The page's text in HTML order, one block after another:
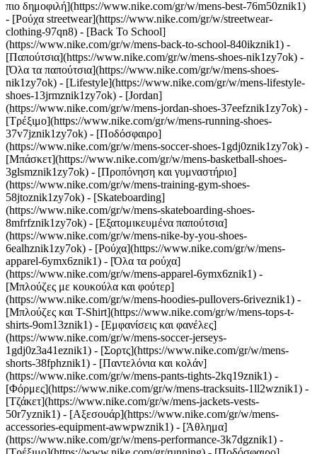
πιο δημοφιλή](https://www.nike.com/gr/w/mens-best-76m50znik1)
- [Ρούχα streetwear](https://www.nike.com/gr/w/streetwear-
clothing-97qn8) - [Back To School]
(https://www.nike.com/gr/w/mens-back-to-school-840ikznik1) -
[Παπούτσια](https://www.nike.com/gr/w/mens-shoes-nik1zy7ok) -
[Όλα τα παπούτσια](https://www.nike.com/gr/w/mens-shoes-
nik1zy7ok) - [Lifestyle](https://www.nike.com/gr/w/mens-lifestyle-
shoes-13jrmznik1zy7ok) - [Jordan]
(https://www.nike.com/gr/w/mens-jordan-shoes-37eefznik1zy7ok) -
[Τρέξιμο](https://www.nike.com/gr/w/mens-running-shoes-
37v7jznik1zy7ok) - [Ποδόσφαιρο]
(https://www.nike.com/gr/w/mens-soccer-shoes-1gdj0znik1zy7ok) -
[Μπάσκετ](https://www.nike.com/gr/w/mens-basketball-shoes-
3glsmznik1zy7ok) - [Προπόνηση και γυμναστήριο]
(https://www.nike.com/gr/w/mens-training-gym-shoes-
58jtoznik1zy7ok) - [Skateboarding]
(https://www.nike.com/gr/w/mens-skateboarding-shoes-
8mfrfznik1zy7ok) - [Εξατομικευμένα παπούτσια]
(https://www.nike.com/gr/w/mens-nike-by-you-shoes-
6ealhznik1zy7ok) - [Ρούχα](https://www.nike.com/gr/w/mens-
apparel-6ymx6znik1) - [Όλα τα ρούχα]
(https://www.nike.com/gr/w/mens-apparel-6ymx6znik1) -
[Μπλούζες με κουκούλα και φούτερ]
(https://www.nike.com/gr/w/mens-hoodies-pullovers-6riveznik1) -
[Μπλούζες και T-Shirt](https://www.nike.com/gr/w/mens-tops-t-
shirts-9om13znik1) - [Εμφανίσεις και φανέλες]
(https://www.nike.com/gr/w/mens-soccer-jerseys-
1gdj0z3a41eznik1) - [Σορτς](https://www.nike.com/gr/w/mens-
shorts-38fphznik1) - [Παντελόνια και κολάν]
(https://www.nike.com/gr/w/mens-pants-tights-2kq19znik1) -
[Φόρμες](https://www.nike.com/gr/w/mens-tracksuits-1ll2wznik1) -
[Τζάκετ](https://www.nike.com/gr/w/mens-jackets-vests-
50r7yznik1) - [Αξεσουάρ](https://www.nike.com/gr/w/mens-
accessories-equipment-awwpwznik1) - [Άθλημα]
(https://www.nike.com/gr/w/mens-performance-3k7dgznik1) -